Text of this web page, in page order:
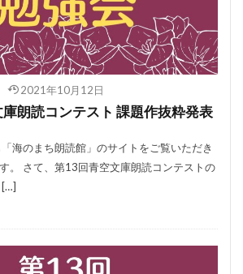
2021年10月12日
朗読コンテスト 課題作抜粋発表
海のまち朗読館」のサイトをご覧いただき
。 さて、第13回青空文庫朗読コンテストの
[…]